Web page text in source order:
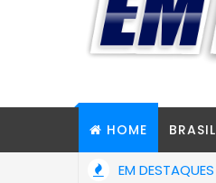
HOME BRASIL
EM DESTAQUES